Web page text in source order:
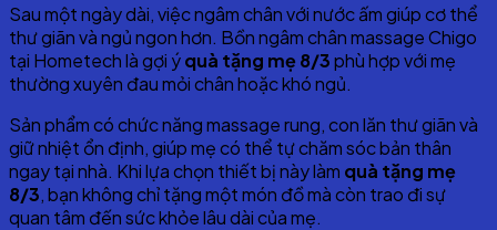
Sau một ngày dài, việc ngâm chân với nước ấm giúp cơ thể
thư giãn và ngủ ngon hơn. Bồn ngâm chân massage Chigo
tại Hometech là gợi ýquà tặng mẹ 8/3phù hợp với mẹ
thường xuyên đau mỏi chân hoặc khó ngủ.
Sản phẩm có chức năng massage rung, con lăn thư giãn và
giữ nhiệt ổn định, giúp mẹ có thể tự chăm sóc bản thân
ngay tại nhà. Khi lựa chọn thiết bị này làm quà tặng mẹ
8/3, bạn không chỉ tặng một món đồ mà còn trao đi sự
quan tâm đến sức khỏe lâu dài của mẹ.